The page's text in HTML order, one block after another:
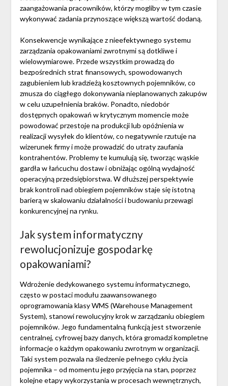
zaangażowania pracowników, którzy mogliby w tym czasie
wykonywać zadania przynoszące większą wartość dodaną.
Konsekwencje wynikające z nieefektywnego systemu
zarządzania opakowaniami zwrotnymi są dotkliwe i
wielowymiarowe. Przede wszystkim prowadzą do
bezpośrednich strat finansowych, spowodowanych
zagubieniem lub kradzieżą kosztownych pojemników, co
zmusza do ciągłego dokonywania nieplanowanych zakupów
w celu uzupełnienia braków. Ponadto, niedobór
dostępnych opakowań w krytycznym momencie może
powodować przestoje na produkcji lub opóźnienia w
realizacji wysyłek do klientów, co negatywnie rzutuje na
wizerunek firmy i może prowadzić do utraty zaufania
kontrahentów. Problemy te kumulują się, tworząc wąskie
gardła w łańcuchu dostaw i obniżając ogólną wydajność
operacyjną przedsiębiorstwa. W dłuższej perspektywie
brak kontroli nad obiegiem pojemników staje się istotną
barierą w skalowaniu działalności i budowaniu przewagi
konkurencyjnej na rynku.
Jak system informatyczny
rewolucjonizuje gospodarkę
opakowaniami?
Wdrożenie dedykowanego systemu informatycznego,
często w postaci modułu zaawansowanego
oprogramowania klasy WMS (Warehouse Management
System), stanowi rewolucyjny krok w zarządzaniu obiegiem
pojemników. Jego fundamentalną funkcją jest stworzenie
centralnej, cyfrowej bazy danych, która gromadzi kompletne
informacje o każdym opakowaniu zwrotnym w organizacji.
Taki system pozwala na śledzenie pełnego cyklu życia
pojemnika – od momentu jego przyjęcia na stan, poprzez
kolejne etapy wykorzystania w procesach wewnętrznych,